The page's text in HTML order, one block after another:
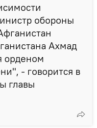
обороны
Ахмад
орденом
- говорится в
главы